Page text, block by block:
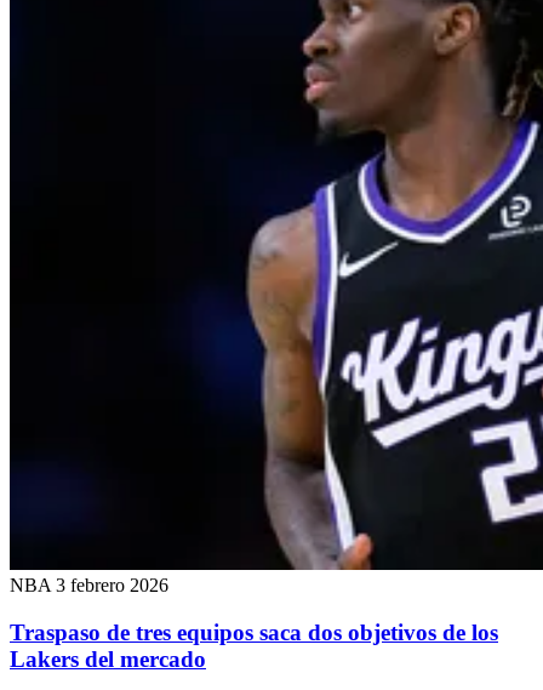
NBA 3 febrero 2026
Traspaso de tres equipos saca dos objetivos de los
Lakers del mercado